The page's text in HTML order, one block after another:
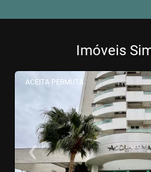
Imóveis
ACEITA PERMUTA
<<<
‹Previous